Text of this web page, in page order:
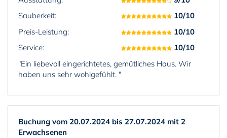
Sauberkeit:
10/10
Preis-Leistung:
10/10
Service:
10/10
"Ein liebevoll eingerichtetes, gemütliches Haus. Wir
haben uns sehr wohlgefühlt. "
Buchung vom 20.07.2024 bis 27.07.2024 mit 2
Erwachsenen